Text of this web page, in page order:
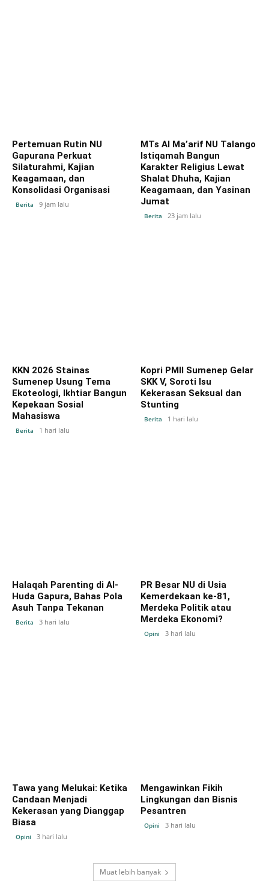
Pertemuan Rutin NU
Gapurana Perkuat
Silaturahmi, Kajian
Keagamaan, dan
Konsolidasi Organisasi
Berita 9 jam lalu
MTs Al Ma’arif NU Talango
Istiqamah Bangun
Karakter Religius Lewat
Shalat Dhuha, Kajian
Keagamaan, dan Yasinan
Jumat
Berita 23 jam lalu
KKN 2026 Stainas
Sumenep Usung Tema
Ekoteologi, Ikhtiar Bangun
Kepekaan Sosial
Mahasiswa
Berita 1 hari lalu
Kopri PMII Sumenep Gelar
SKK V, Soroti Isu
Kekerasan Seksual dan
Stunting
Berita 1 hari lalu
Halaqah Parenting di Al-
Huda Gapura, Bahas Pola
Asuh Tanpa Tekanan
Berita 3 hari lalu
PR Besar NU di Usia
Kemerdekaan ke-81,
Merdeka Politik atau
Merdeka Ekonomi?
Opini 3 hari lalu
Tawa yang Melukai: Ketika
Candaan Menjadi
Kekerasan yang Dianggap
Biasa
Opini 3 hari lalu
Mengawinkan Fikih
Lingkungan dan Bisnis
Pesantren
Opini 3 hari lalu
Muat lebih banyak